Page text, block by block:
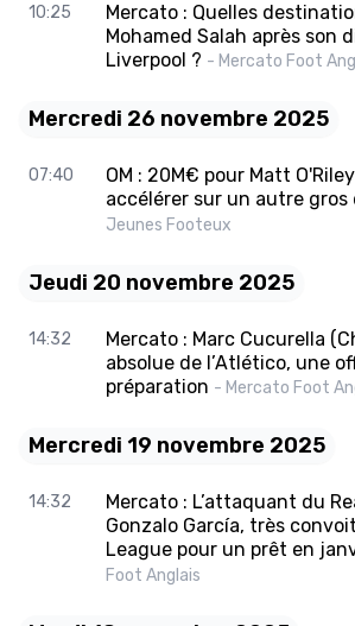
10:25
Mercato : Quelles
Mohamed Salah après son
Liverpool ? - Mercato Foot
Mercredi 26 novembre 2025
07:40
OM : 20M€ pour Matt
accélérer sur un autre gros
Jeunes Footeux
Jeudi 20 novembre 2025
14:32
Mercato : Marc Cucurella
absolue de l’Atlético, une
préparation - Mercato Foot
Mercredi 19 novembre 2025
14:32
Mercato : L’attaquant du
Gonzalo García, très
League pour un prêt en
Foot Anglais